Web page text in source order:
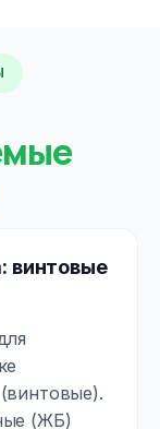
винтовые
(ЖБ)